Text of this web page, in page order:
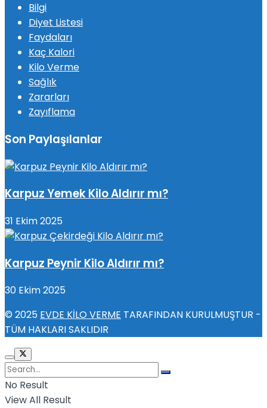
Bilgi
Diyet Listesi
Faydaları
Kaç Kalori
Kilo Verme
Sağlık
Zararları
Zayıflama
Son Paylaşılanlar
Karpuz Yemek Kilo Aldırır mı?
31 Ekim 2025
Karpuz Peynir Kilo Aldırır mı?
30 Ekim 2025
© 2025 EVDE KİLO VERME TARAFINDAN KURULMUŞTUR -
TÜM HAKLARI SAKLIDIR
No Result
View All Result